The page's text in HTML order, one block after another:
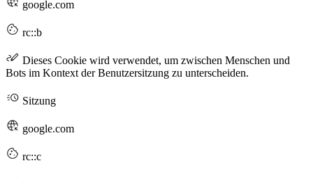
google.com
rc::b
Dieses Cookie wird verwendet, um zwischen Menschen und
Bots im Kontext der Benutzersitzung zu unterscheiden.
Sitzung
google.com
rc::c